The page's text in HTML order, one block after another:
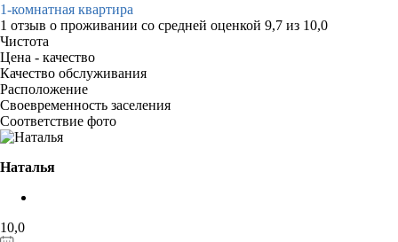
1-комнатная квартира
1 отзыв о проживании со средней оценкой 9,7 из 10,0
Чистота
Цена - качество
Качество обслуживания
Расположение
Своевременность заселения
Соответствие фото
Наталья
10,0